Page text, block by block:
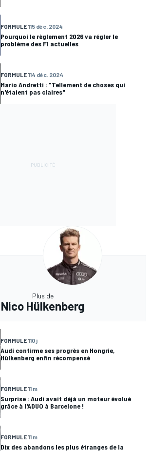
FORMULE 115 déc. 2024
Pourquoi le règlement 2026 va régler le
problème des F1 actuelles
FORMULE 114 déc. 2024
Mario Andretti : "Tellement de choses qui
n'étaient pas claires"
Plus de
Nico Hülkenberg
FORMULE 110 j
Audi confirme ses progrès en Hongrie,
Hülkenberg enfin récompensé
FORMULE 11 m
Surprise : Audi avait déjà un moteur évolué
grâce à l'ADUO à Barcelone !
FORMULE 11 m
Dix des abandons les plus étranges de la